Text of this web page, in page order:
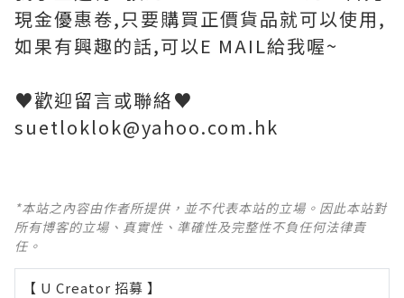
現金優惠卷,只要購買正價貨品就可以使用,
如果有興趣的話,可以E MAIL給我喔~
♥歡迎留言或聯絡♥
suetloklok@yahoo.com.hk
*本站之內容由作者所提供，並不代表本站的立場。因此本站對
所有博客的立場、真實性、準確性及完整性不負任何法律責
任。
【 U Creator 招募 】